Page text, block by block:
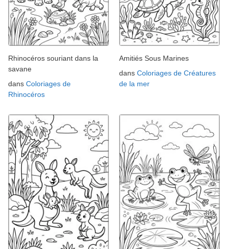
Rhinocéros souriant dans la
savane
dans Coloriages de
Rhinocéros
Amitiés Sous Marines
dans Coloriages de Créatures
de la mer